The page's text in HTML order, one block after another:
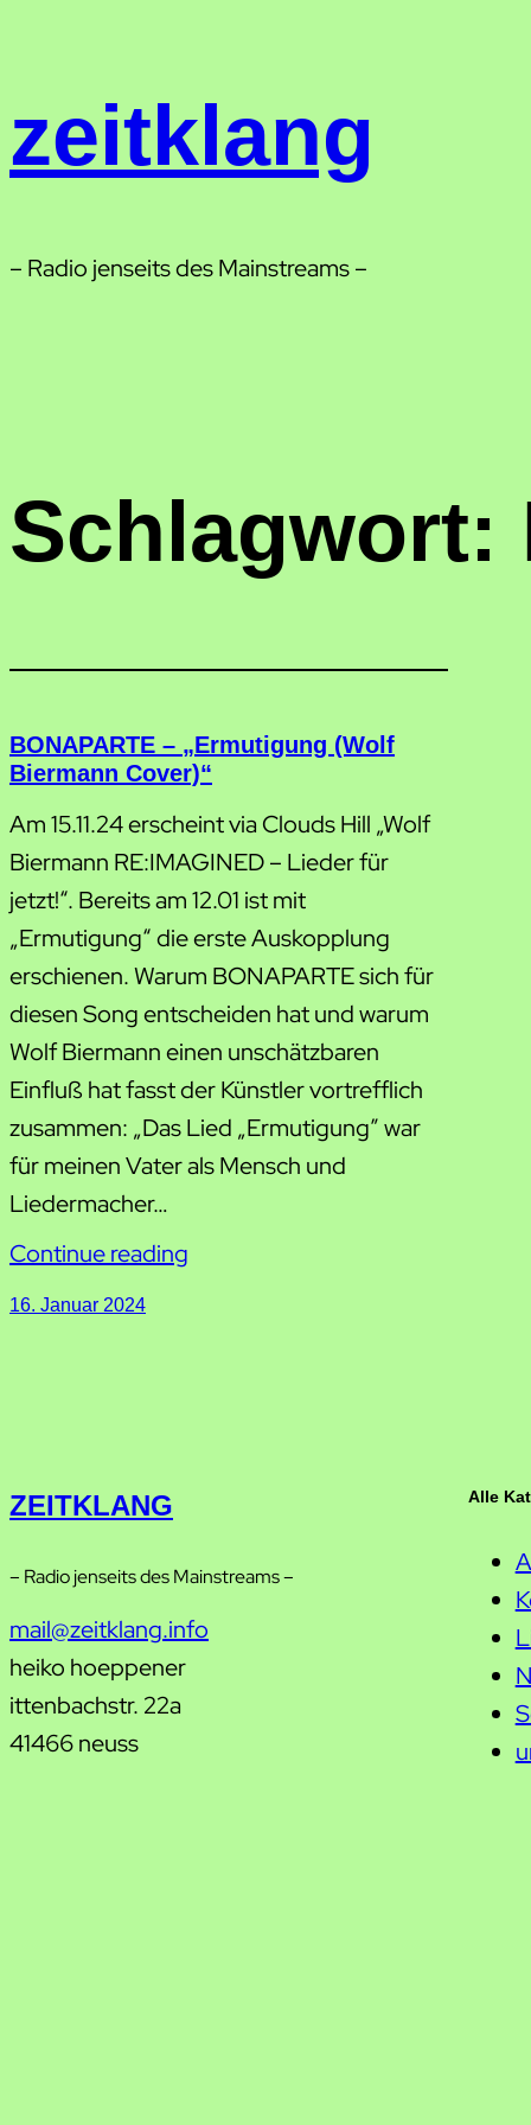
zeitklang
– Radio jenseits des Mainstreams –
Schlagwort:
BONAPARTE – „Ermutigung (Wolf
Biermann Cover)“
Am 15.11.24 erscheint via Clouds Hill „Wolf
Biermann RE:IMAGINED – Lieder für
jetzt!“. Bereits am 12.01 ist mit
„Ermutigung“ die erste Auskopplung
erschienen. Warum BONAPARTE sich für
diesen Song entscheiden hat und warum
Wolf Biermann einen unschätzbaren
Einfluß hat fasst der Künstler vortrefflich
zusammen: „Das Lied „Ermutigung” war
für meinen Vater als Mensch und
Liedermacher…
Continue reading
16. Januar 2024
ZEITKLANG
– Radio jenseits des Mainstreams –
mail@zeitklang.info
heiko hoeppener
ittenbachstr. 22a
41466 neuss
Alle